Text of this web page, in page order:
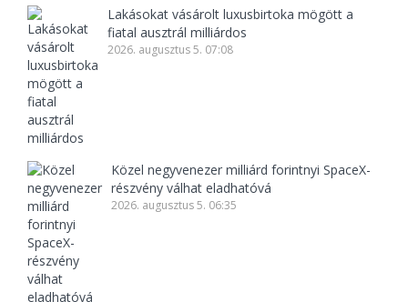
Lakásokat vásárolt luxusbirtoka mögött a
fiatal ausztrál milliárdos
2026. augusztus 5. 07:08
Közel negyvenezer milliárd forintnyi SpaceX-
részvény válhat eladhatóvá
2026. augusztus 5. 06:35